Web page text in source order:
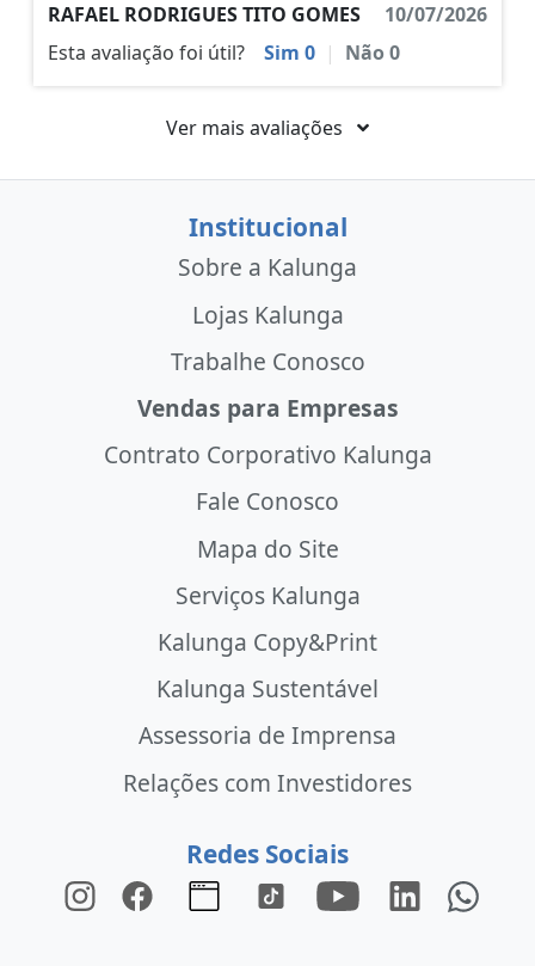
RAFAEL RODRIGUES TITO GOMES
10/07/2026
Esta avaliação foi útil?
Sim 0 | Não0
Ver mais avaliações
Institucional
Sobre a Kalunga
Lojas Kalunga
Trabalhe Conosco
Vendas para Empresas
Contrato Corporativo Kalunga
Fale Conosco
Mapa do Site
Serviços Kalunga
Kalunga Copy&Print
Kalunga Sustentável
Assessoria de Imprensa
Relações com Investidores
Redes Sociais